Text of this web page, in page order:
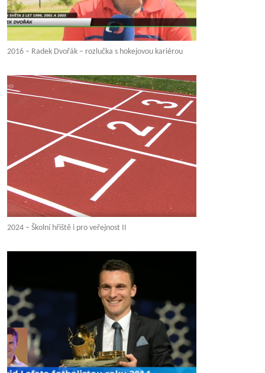
2016 – Radek Dvořák – rozlučka s hokejovou kariérou
2024 – Školní hřiště i pro veřejnost II